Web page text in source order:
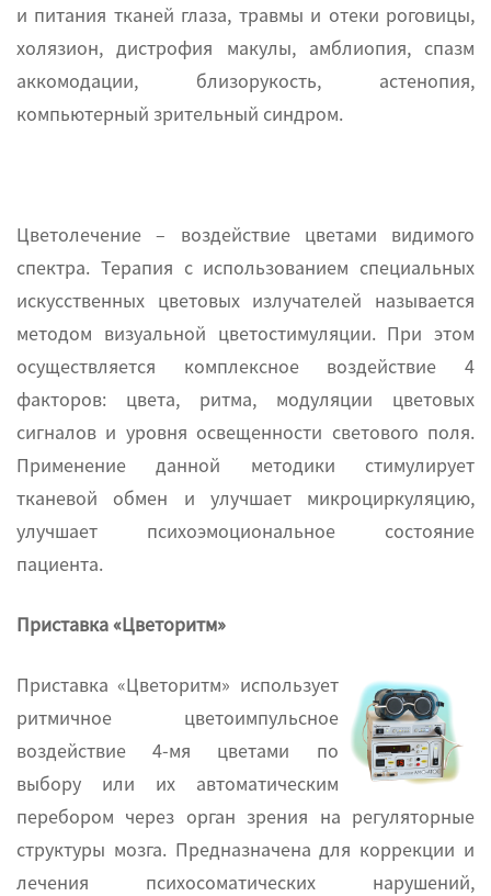
и питания тканей глаза, травмы и отеки роговицы,
холязион, дистрофия макулы, амблиопия, спазм
аккомодации, близорукость, астенопия,
компьютерный зрительный синдром.
Цветолечение – воздействие цветами видимого
спектра. Терапия с использованием специальных
искусственных цветовых излучателей называется
методом визуальной цветостимуляции. При этом
осуществляется комплексное воздействие 4
факторов: цвета, ритма, модуляции цветовых
сигналов и уровня освещенности светового поля.
Применение данной методики стимулирует
тканевой обмен и улучшает микроциркуляцию,
улучшает психоэмоциональное состояние
пациента.
Приставка «Цветоритм»
Приставка «Цветоритм» использует
ритмичное цветоимпульсное
воздействие 4-мя цветами по
выбору или их автоматическим
перебором через орган зрения на регуляторные
структуры мозга. Предназначена для коррекции и
лечения психосоматических нарушений,